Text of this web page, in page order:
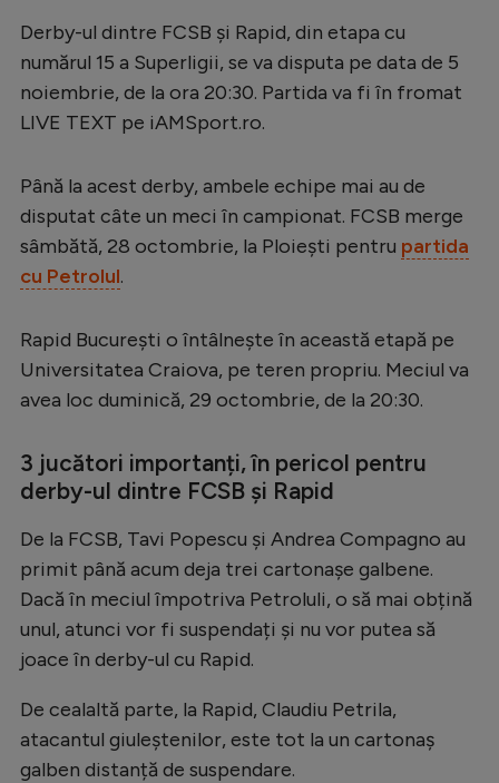
Serie A
Bundesliga
Campionate
Starurile fotbalului
Clasamente
Tenis
Natație
Formula 1
Gimnastică
Auto
Rugby
Ciclism
Derby-ul dintre FCSB și Rapid, din etapa cu
numărul 15 a Superligii, se va disputa pe data de 5
noiembrie, de la ora 20:30. Partida va fi în fromat
LIVE TEXT pe iAMSport.ro.
Până la acest derby, ambele echipe mai au de
disputat câte un meci în campionat. FCSB merge
sâmbătă, 28 octombrie, la Ploiești pentru partida
cu Petrolul.
Rapid București o întâlnește în această etapă pe
Universitatea Craiova, pe teren propriu. Meciul va
avea loc duminică, 29 octombrie, de la 20:30.
3 jucători importanți, în pericol pentru
derby-ul dintre FCSB și Rapid
De la FCSB, Tavi Popescu și Andrea Compagno au
primit până acum deja trei cartonașe galbene.
Dacă în meciul împotriva Petroluli, o să mai obțină
unul, atunci vor fi suspendați și nu vor putea să
joace în derby-ul cu Rapid.
De cealaltă parte, la Rapid, Claudiu Petrila,
atacantul giuleștenilor, este tot la un cartonaș
galben distanță de suspendare.